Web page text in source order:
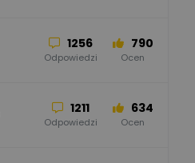
50 59
52 45
1256
Odpowiedzi
790
Ocen
1211
Odpowiedzi
634
Ocen